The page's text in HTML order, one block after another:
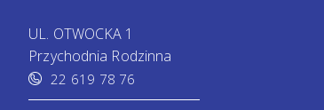
UL. OTWOCKA 1
Przychodnia Rodzinna
22 619 78 76